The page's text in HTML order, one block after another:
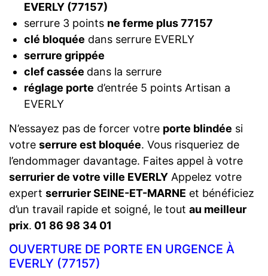
EVERLY (77157)
serrure 3 points ne ferme plus 77157
clé bloquée dans serrure EVERLY
serrure grippée
clef cassée dans la serrure
réglage porte d’entrée 5 points Artisan a
EVERLY
N’essayez pas de forcer votre porte blindée si
votre serrure est bloquée. Vous risqueriez de
l’endommager davantage. Faites appel à votre
serrurier de votre ville EVERLY Appelez votre
expert serrurier SEINE-ET-MARNE et bénéficiez
d’un travail rapide et soigné, le tout au meilleur
prix. 01 86 98 34 01
OUVERTURE DE PORTE EN URGENCE À
EVERLY (77157)